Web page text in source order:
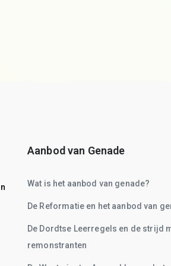
Aanbod van Genade
Wat is het aanbod van genade?
De Reformatie en het aanbod van
De Dordtse Leerregels en de strijd
remonstranten